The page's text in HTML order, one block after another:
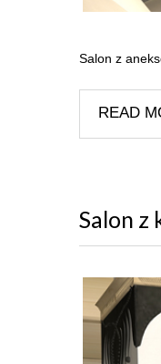
Salon z
READ
Salon z